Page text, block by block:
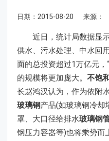
日期：2015-08-20 来源：
近日，统计局数据显示
供水、污水处理、中水回
面的总投资超过1万亿元，
的规模将更加庞大。 不饱
长赵鸿汉认为，作为依附
玻璃钢产品(如玻璃钢冷却
罩、大口径给排水玻璃钢
钢压力容器等)也将乘势而